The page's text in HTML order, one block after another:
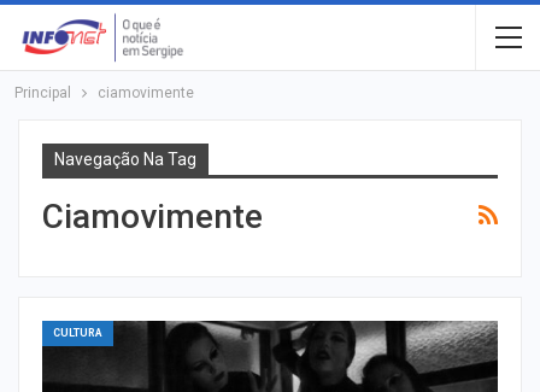
Principal ciamovimente
Navegação Na Tag
Ciamovimente
CULTURA